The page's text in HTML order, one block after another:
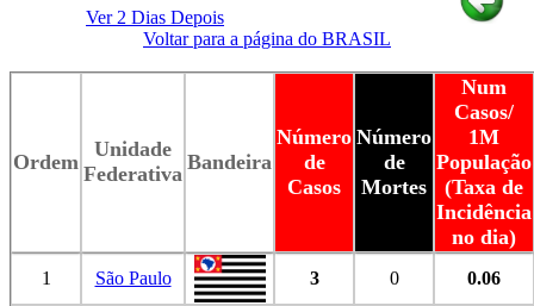
Ver 2 Dias Depois
Voltar para a página do BRASIL
Ordem
Unidade
Federativa Bandeira
Número
de
Casos
Número
de
Mortes
Num
Casos/
1M
População
(Taxa de
Incidência
no dia)
1 São Paulo 3 0 0.06